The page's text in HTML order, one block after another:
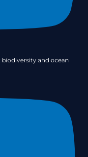
biodiversity and ocean